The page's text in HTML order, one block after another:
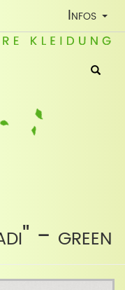
Toggle
Infos
- green